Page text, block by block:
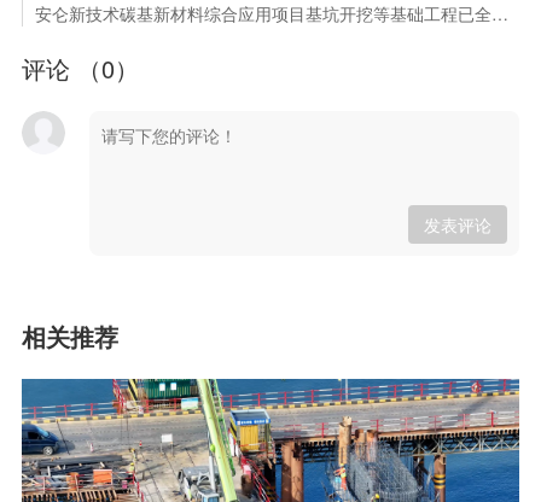
安仑新技术碳基新材料综合应用项目基坑开挖等基础工程已全部完工
评论 （0）
发表评论
相关推荐